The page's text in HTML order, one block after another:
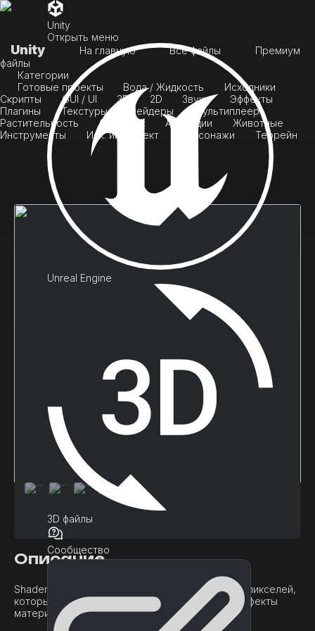
Unity
Открыть меню
Unreal Engine
3D файлы
Сообщество
Unity На главную Все файлы
Премиум
файлы
Категории
Готовые проекты
Вода / Жидкость
Исходники
Скрипты
GUI / UI 3D 2D Звуки
Эффекты
Плагины
Текстуры Шейдеры
Мультиплеер
Растительность
Скайбокс Анимации
Животные
Инструменты
Иск. интеллект Персонажи Террейн
Описание
Shader Painter - это инструмент для рисования пикселей,
который позволяет создавать расширенные эффекты
материалов.